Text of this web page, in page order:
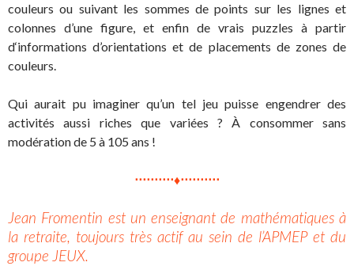
couleurs ou suivant les sommes de points sur les lignes et
colonnes d’une figure, et enfin de vrais puzzles à partir
d‘informations d’orientations et de placements de zones de
couleurs.
Qui aurait pu imaginer qu’un tel jeu puisse engendrer des
activités aussi riches que variées ? À consommer sans
modération de 5 à 105 ans !
⋅⋅⋅⋅⋅⋅⋅⋅⋅⋅♦⋅⋅⋅⋅⋅⋅⋅⋅⋅⋅
Jean Fromentin est un enseignant de mathématiques à
la retraite, toujours très actif au sein de l’APMEP et du
groupe JEUX.